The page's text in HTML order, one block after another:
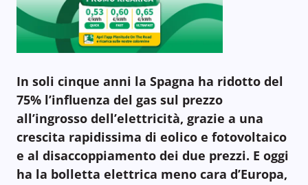
In soli cinque anni la Spagna ha ridotto del
75% l’influenza del gas sul prezzo
all’ingrosso dell’elettricità, grazie a una
crescita rapidissima di eolico e fotovoltaico
e al disaccoppiamento dei due prezzi. E oggi
ha la bolletta elettrica meno cara d’Europa,